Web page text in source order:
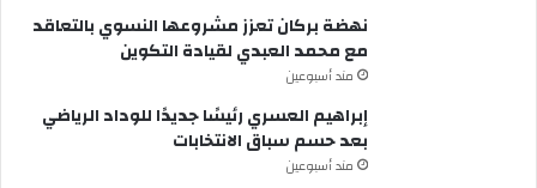
نهضة بركان تعزز مشروعها النسوي بالتعاقد
مع محمد العبدي لقيادة التكوين
مند أسبوعين
إبراهيم العسري رئيسًا جديدًا للوداد الرياضي
بعد حسم سباق الانتخابات
مند أسبوعين